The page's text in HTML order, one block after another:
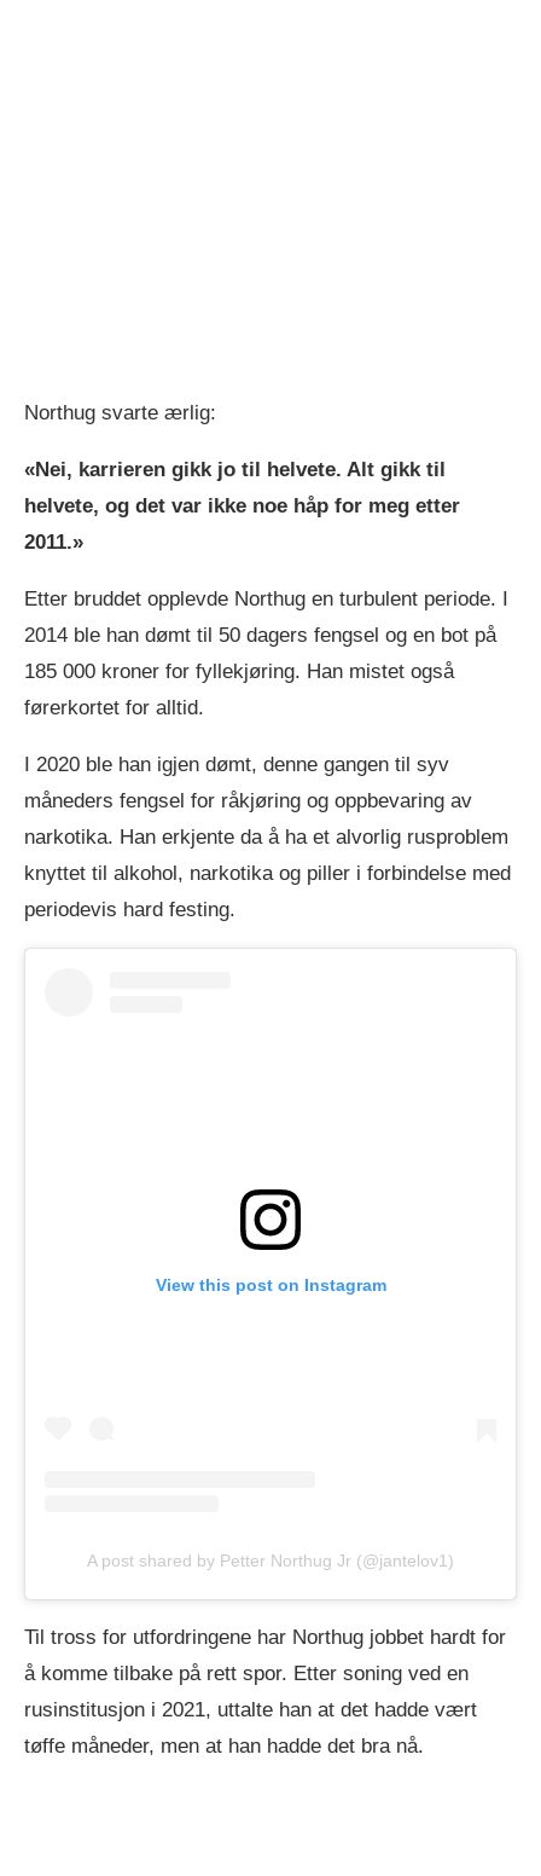
Northug svarte ærlig:
«Nei, karrieren gikk jo til helvete. Alt gikk til
helvete, og det var ikke noe håp for meg etter
2011.» ​
Etter bruddet opplevde Northug en turbulent periode. I
2014 ble han dømt til 50 dagers fengsel og en bot på
185 000 kroner for fyllekjøring. Han mistet også
førerkortet for alltid.
I 2020 ble han igjen dømt, denne gangen til syv
måneders fengsel for råkjøring og oppbevaring av
narkotika. Han erkjente da å ha et alvorlig rusproblem
knyttet til alkohol, narkotika og piller i forbindelse med
periodevis hard festing.
View this post on Instagram
A post shared by Petter Northug Jr (@jantelov1)
Til tross for utfordringene har Northug jobbet hardt for
å komme tilbake på rett spor. Etter soning ved en
rusinstitusjon i 2021, uttalte han at det hadde vært
tøffe måneder, men at han hadde det bra nå.